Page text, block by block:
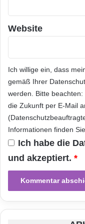
bereitstellen, die
Wohnbauprojekt
QDDs und
langfristiger
betont die
des privaten
Bewohnern die
Vermieters.
und externen
Website
Ich willige ein, dass
gemäß Ihrer
werden. Bitte
die Zukunft per E-Mail
Informationen finden
Ich habe die
und akzeptiert. *